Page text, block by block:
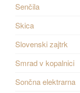
Senčila
Skica
Slovenski zajtrk
Smrad v kopalnici
Sončna elektrarna